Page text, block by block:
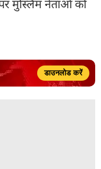
मुस्लिम नेताओं को
डाउनलोड करें